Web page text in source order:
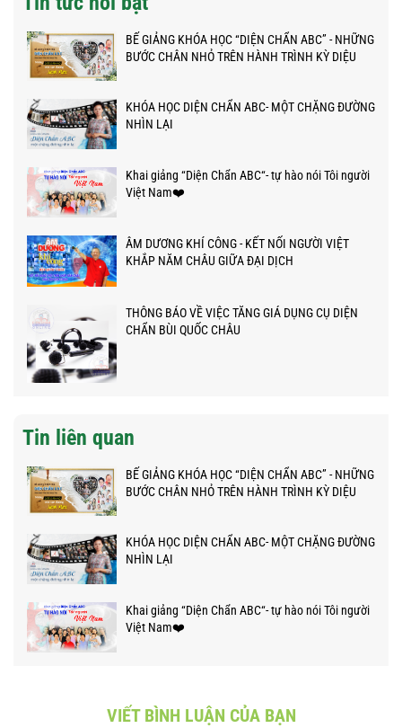
BẾ GIẢNG KHÓA HỌC “DIỆN CHẨN ABC” - NHỮNG
BƯỚC CHÂN NHỎ TRÊN HÀNH TRÌNH KỲ DIỆU
KHÓA HỌC DIỆN CHẨN ABC- MỘT CHẶNG ĐƯỜNG
NHÌN LẠI
Khai giảng “Diện Chẩn ABC“- tự hào nói Tôi người
Việt Nam❤️
ÂM DƯƠNG KHÍ CÔNG - KẾT NỐI NGƯỜI VIỆT
KHẮP NĂM CHÂU GIỮA ĐẠI DỊCH
THÔNG BÁO VỀ VIỆC TĂNG GIÁ DỤNG CỤ DIỆN
CHẨN BÙI QUỐC CHÂU
Tin liên quan
BẾ GIẢNG KHÓA HỌC “DIỆN CHẨN ABC” - NHỮNG
BƯỚC CHÂN NHỎ TRÊN HÀNH TRÌNH KỲ DIỆU
KHÓA HỌC DIỆN CHẨN ABC- MỘT CHẶNG ĐƯỜNG
NHÌN LẠI
Khai giảng “Diện Chẩn ABC“- tự hào nói Tôi người
Việt Nam❤️
VIẾT BÌNH LUẬN CỦA BẠN